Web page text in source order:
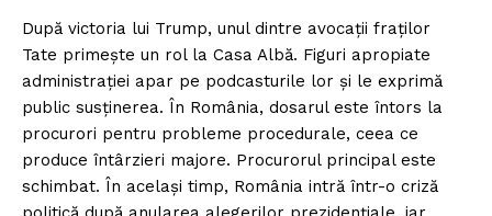
După victoria lui Trump, unul dintre avocații fraților
Tate primește un rol la Casa Albă. Figuri apropiate
administrației apar pe podcasturile lor și le exprimă
public susținerea. În România, dosarul este întors la
procurori pentru probleme procedurale, ceea ce
produce întârzieri majore. Procurorul principal este
schimbat. În același timp, România intră într-o criză